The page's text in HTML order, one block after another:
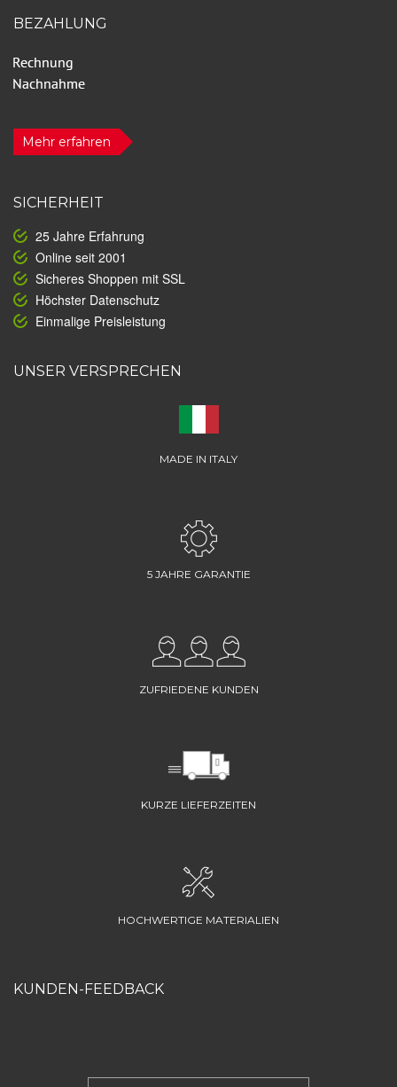
BEZAHLUNG
Mehr erfahren
SICHERHEIT
25 Jahre Erfahrung
Online seit 2001
Sicheres Shoppen mit SSL
Höchster Datenschutz
Einmalige Preisleistung
UNSER VERSPRECHEN
MADE IN ITALY
5 JAHRE GARANTIE
ZUFRIEDENE KUNDEN
KURZE LIEFERZEITEN
HOCHWERTIGE MATERIALIEN
KUNDEN-FEEDBACK